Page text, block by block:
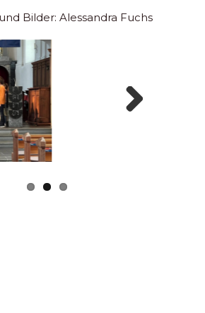
Bilder: Alessandra Fuchs